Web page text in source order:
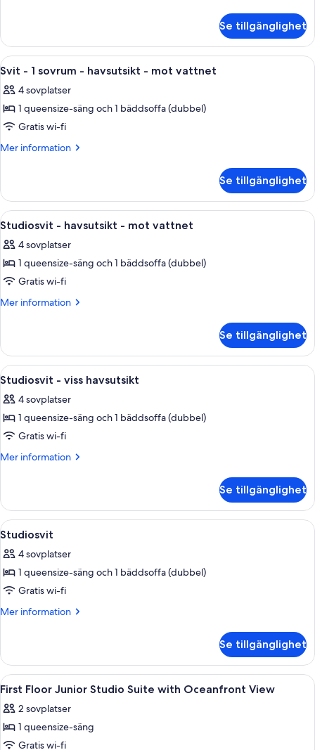
Shower)
(ADA,
Roll-
in
Se tillgänglighet
Öppna
alla
foton
för
Svit
-
-
havsutsikt
-
mot
vattnet
Ett rum med en tegelvägg, stora
6
Svit - 1 sovrum - havsutsikt - mot vattnet
4 sovplatser
1 queensize-säng och 1 bäddsoffa (dubbel)
Gratis wi-fi
Mer information
Mer
-
sovrum
havsutsikt
-
vattnet
Se tillgänglighet
Öppna
alla
foton
för
Studiosvit
-
mot
vattnet
Ett rum med en tegelvägg, stora
9
Studiosvit - havsutsikt - mot vattnet
4 sovplatser
1 queensize-säng och 1 bäddsoffa (dubbel)
Gratis wi-fi
Mer information
Mer
-
havsutsikt
-
vattnet
Se tillgänglighet
Öppna
alla
foton
för
Studiosvit
-
Ett kompakt kök med en matplats,
9
Studiosvit - viss havsutsikt
4 sovplatser
1 queensize-säng och 1 bäddsoffa (dubbel)
Gratis wi-fi
Mer information
Mer
-
viss
havsutsikt
Se tillgänglighet
Öppna
alla
foton
för
Studiosvit
Ett sovrum med en tegelvägg, en
4
Studiosvit
4 sovplatser
1 queensize-säng och 1 bäddsoffa (dubbel)
Gratis wi-fi
Mer information
Mer
Se tillgänglighet
Öppna
alla
foton
för
First
Ett sovrum med en tegelvägg, stora
4
First Floor Junior Studio Suite with Oceanfront View
2 sovplatser
1 queensize-säng
Gratis wi-fi